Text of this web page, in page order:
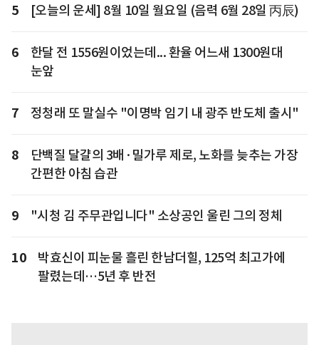
5 [오늘의 운세] 8월 10일 월요일 (음력 6월 28일 丙辰)
6
한달 전 1556원이었는데... 환율 어느새 1300원대
눈앞
7 정청래 또 말실수 "이명박 임기 내 광주 반도체 출시"
8
단백질 달걀의 3배·밀가루 제로, 노화를 늦추는 가장
간편한 아침 습관
9 "시청 김 주무관입니다" 소상공인 울린 그의 정체
10
박효신이 피눈물 흘린 한남더힐, 125억 최고가에
팔렸는데…5년 후 반전